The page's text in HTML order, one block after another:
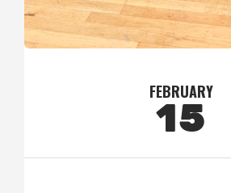
FEBRUARY
15